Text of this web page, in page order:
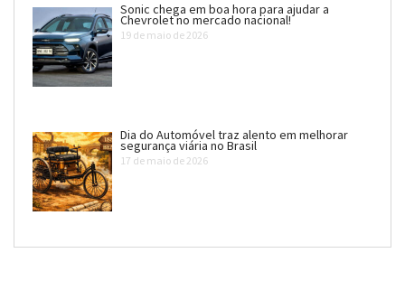
Sonic chega em boa hora para ajudar a
Chevrolet no mercado nacional!
19 de maio de 2026
Dia do Automóvel traz alento em melhorar
segurança viária no Brasil
17 de maio de 2026